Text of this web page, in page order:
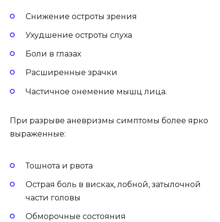
Снижение остроты зрения
Ухудшение остроты слуха
Боли в глазах
Расширенные зрачки
Частичное онемение мышц лица.
При разрыве аневризмы симптомы более ярко
выраженные:
Тошнота и рвота
Острая боль в висках, лобной, затылочной
части головы
Обморочные состояния